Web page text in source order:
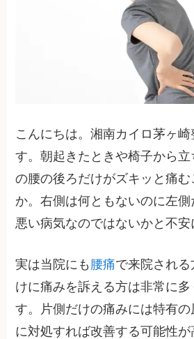
こんにちは。湘南カイロ茅ヶ
す。朝起きたときや椅子から
の腰の後ろだけがズキッと痛
か。右側は何ともないのに左
悪い病気なのではないかと不安
実は当院にも 腰痛で来院され
けに痛みを訴える方は非常に多
す。片側だけの痛みには特有
に対処すれば改善する可能性が